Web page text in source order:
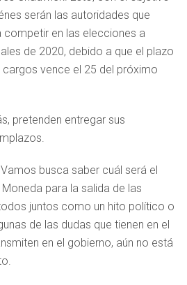
serán las autoridades que
competir en las elecciones a
de 2020, debido a que el plazo
cargos vence el 25 del próximo
pretenden entregar sus
busca saber cuál será el
para la salida de las
juntos como un hito político o
de las dudas que tienen en el
en el gobierno, aún no está